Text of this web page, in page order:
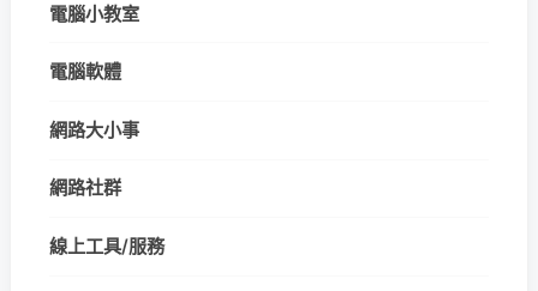
電腦小教室
電腦軟體
網路大小事
網路社群
線上工具/服務